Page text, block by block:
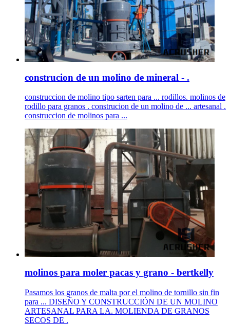
construcion de un molino de mineral - .
construccion de molino tipo sarten para ... rodillos. molinos de
rodillo para granos . construcion de un molino de ... artesanal .
construccion de molinos para ...
molinos para moler pacas y grano - bertkelly
Pasamos los granos de malta por el molino de tornillo sin fin
para ... DISEÑO Y CONSTRUCCIÓN DE UN MOLINO
ARTESANAL PARA LA. MOLIENDA DE GRANOS
SECOS DE .